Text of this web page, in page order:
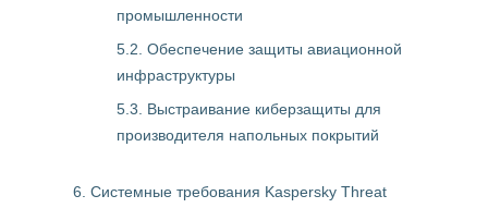
промышленности
5.2. Обеспечение защиты авиационной
инфраструктуры
5.3. Выстраивание киберзащиты для
производителя напольных покрытий
6. Системные требования Kaspersky Threat